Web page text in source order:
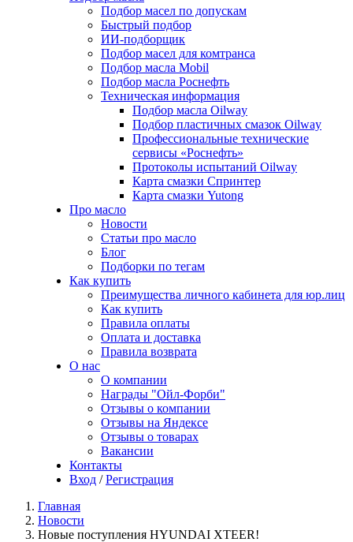
Подбор масел по допускам
Быстрый подбор
ИИ-подборщик
Подбор масел для комтранса
Подбор масла Mobil
Подбор масла Роснефть
Техническая информация
Подбор масла Oilway
Подбор пластичных смазок Oilway
Профессиональные технические
сервисы «Роснефть»
Протоколы испытаний Oilway
Карта смазки Спринтер
Карта смазки Yutong
Про масло
Новости
Статьи про масло
Блог
Подборки по тегам
Как купить
Преимущества личного кабинета для юр.лиц
Как купить
Правила оплаты
Оплата и доставка
Правила возврата
О нас
О компании
Награды "Ойл-Форби"
Отзывы о компании
Отзывы на Яндексе
Отзывы о товарах
Вакансии
Контакты
Вход / Регистрация
Главная
Новости
Новые поступления HYUNDAI XTEER!